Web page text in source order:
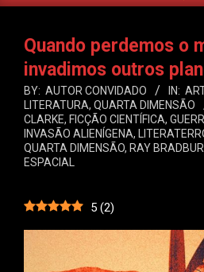
Navigation
Quando perdemos o
invadimos outros
BY: AUTOR CONVIDADO IN:
LITERATURA, QUARTA DIMENSÃO
CLARKE, FICÇÃO CIENTÍFICA,
INVASÃO ALIENÍGENA,
QUARTA DIMENSÃO, RAY
ESPACIAL
5 (2)